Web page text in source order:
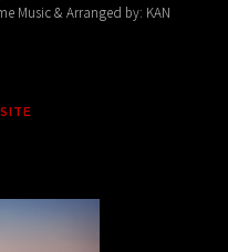
Music & Arranged by: KAN